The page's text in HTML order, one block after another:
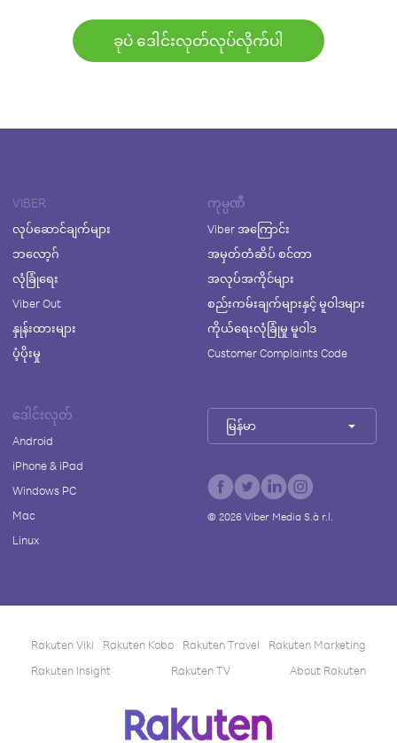
ခုပဲ ဒေါင်းလုတ်လုပ်လိုက်ပါ
VIBER
လုပ်ဆောင်ချက်များ
ဘလော့ဂ်
လုံခြုံရေး
Viber Out
နှုန်းထားများ
ပံ့ပိုးမှု
ကုမ္ပဏီ
Viber အကြောင်း
အမှတ်တံဆိပ် စင်တာ
အလုပ်အကိုင်များ
စည်းကမ်းချက်များနှင့် မူဝါဒများ
ကိုယ်ရေးလုံခြုံမှု မူဝါဒ
Customer Complaints Code
ဒေါင်းလုတ်
Android
iPhone & iPad
Windows PC
Mac
Linux
မြန်မာ
© 2026Viber Media S.à r.l.
Rakuten Viki Rakuten Kobo Rakuten Travel
Rakuten Marketing
Rakuten Insight
Rakuten TV About Rakuten